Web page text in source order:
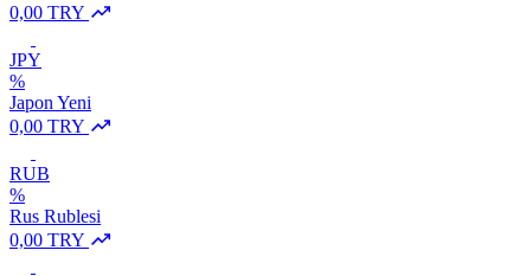
0,00 TRY
JPY
%
Japon Yeni
0,00 TRY
RUB
%
Rus Rublesi
0,00 TRY